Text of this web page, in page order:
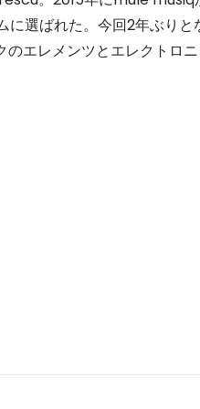
に選ばれた。今回2年ぶり
のエレメンツとエレクトロ